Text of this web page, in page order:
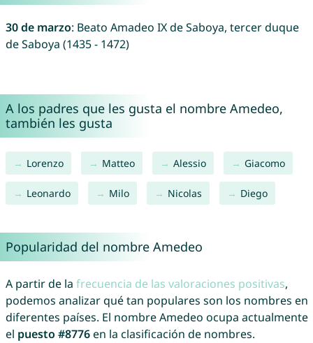
30 de marzo: Beato Amadeo IX de Saboya, tercer duque
de Saboya (1435 - 1472)
A los padres que les gusta el nombre Amedeo,
también les gusta
Lorenzo Matteo Alessio Giacomo
Leonardo Milo Nicolas Diego
Popularidad del nombre Amedeo
A partir de la frecuencia de las valoraciones positivas,
podemos analizar qué tan populares son los nombres en
diferentes países. El nombre Amedeo ocupa actualmente
el puesto #8776en la clasificación de nombres.